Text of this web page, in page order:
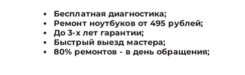
Бесплатная диагностика;
Ремонт ноутбуков от 495 рублей;
До 3-х лет гарантии;
Быстрый выезд мастера;
80% ремонтов - в день обращения;